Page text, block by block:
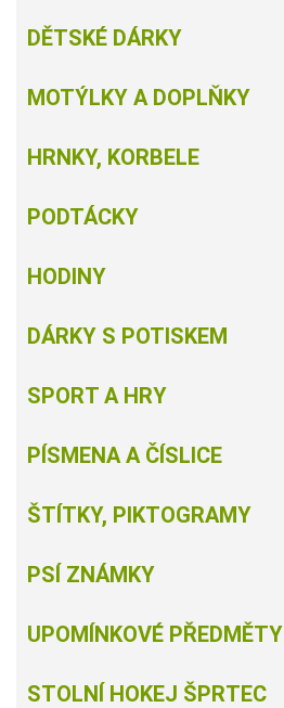
DĚTSKÉ DÁRKY
MOTÝLKY A DOPLŇKY
HRNKY, KORBELE
PODTÁCKY
HODINY
DÁRKY S POTISKEM
SPORT A HRY
PÍSMENA A ČÍSLICE
ŠTÍTKY, PIKTOGRAMY
PSÍ ZNÁMKY
UPOMÍNKOVÉ PŘEDMĚTY
STOLNÍ HOKEJ ŠPRTEC